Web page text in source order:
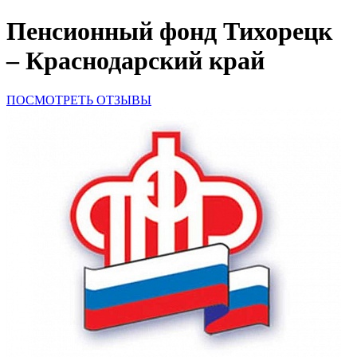
Пенсионный фонд Тихорецк
– Краснодарский край
ПОСМОТРЕТЬ ОТЗЫВЫ